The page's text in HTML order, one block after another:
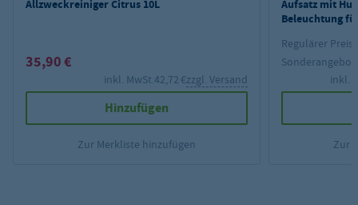
Allzweckreiniger Citrus 10L
35,90 €
inkl. MwSt.42,72 €zzgl. Versand
Hinzufügen
Zur Merkliste hinzufügen
Aufsatz mit
Beleuchtung
Regulärer Preis:
Sonderangebot:
inkl.
Zur